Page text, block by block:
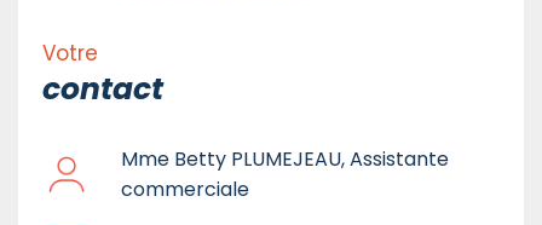
Votre
contact
Mme Betty PLUMEJEAU, Assistante
commerciale